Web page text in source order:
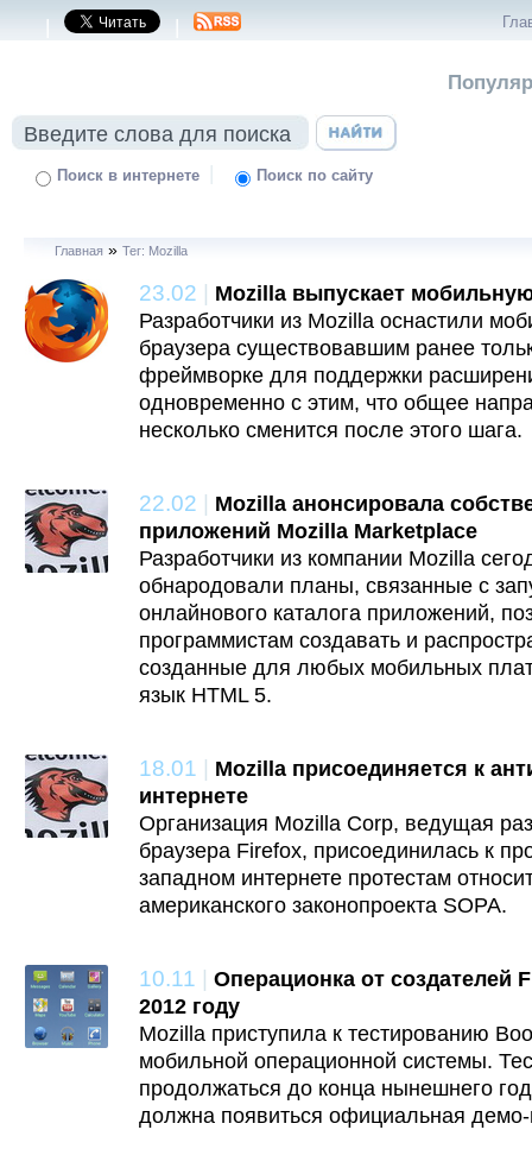
| |
Поиск в интернете | Поиск по сайту
Главная » Тег: Mozilla
23.02 | Mozilla выпускает
Разработчики из Mozilla оснастили
браузера существовавшим ранее
фреймворке для поддержки
одновременно с этим, что общее
несколько сменится после этого шага.
22.02 | Mozilla анонсировала
приложений Mozilla Marketplace
Разработчики из компании Mozilla
обнародовали планы, связанные с
онлайнового каталога приложений,
программистам создавать и
созданные для любых мобильных
язык HTML 5.
18.01 | Mozilla присоединяется к
интернете
Организация Mozilla Corp, ведущая
браузера Firefox, присоединилась к
западном интернете протестам
американского законопроекта SOPA.
10.11 | Операционка от создателей
2012 году
Mozilla приступила к тестированию
мобильной операционной системы.
продолжаться до конца нынешнего
должна появиться официальная